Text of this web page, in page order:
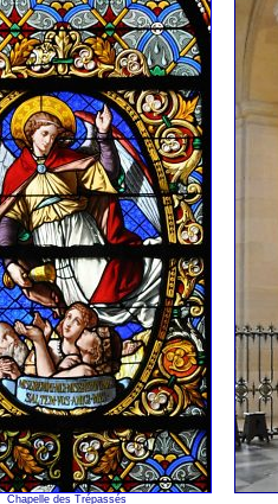
Chapelle des Trépassés